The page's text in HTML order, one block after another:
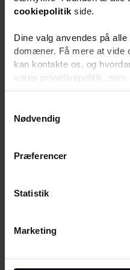
cookiepolitik side.
Dine valg anvendes på
domæner. Få mere at vide
kan kontakte os, og
vores privatlivspolitik, som
Nødvendig
Præferencer
Statistik
Marketing
Pris
Fagligt løft i
indskoling